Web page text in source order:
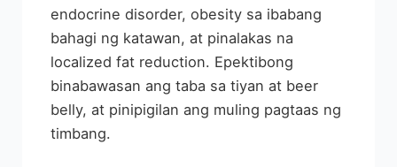
endocrine disorder, obesity sa ibabang
bahagi ng katawan, at pinalakas na
localized fat reduction. Epektibong
binabawasan ang taba sa tiyan at beer
belly, at pinipigilan ang muling pagtaas ng
timbang.